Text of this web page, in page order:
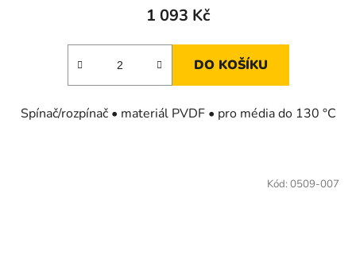
1 093 Kč
DO KOŠÍKU
Spínač/rozpínač • materiál PVDF • pro média do 130 °C
Kód: 0509-007